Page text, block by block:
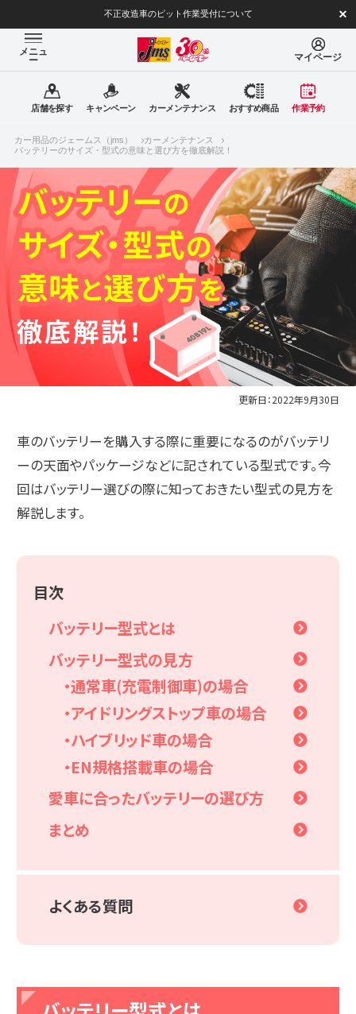
不正改造車のピット作業受付について
メニュ
ー マイページ
店舗を探す キャンペーン カーメンテナンス おすすめ商品 作業予約
カー用品のジェームス（jms）
カーメンテナンス
バッテリーのサイズ・型式の意味と選び方を徹底解説！
バッテリーの
サイズ・型式の
意味と選び方を
徹底解説！
更新日：2022年9月30日
車のバッテリーを購入する際に重要になるのがバッテリ
ーの天面やパッケージなどに記されている型式です。今
回はバッテリー選びの際に知っておきたい型式の見方を
解説します。
目次
バッテリー型式とは
バッテリー型式の見方
・通常車(充電制御車)の場合
・アイドリングストップ車の場合
・ハイブリッド車の場合
・EN規格搭載車の場合
愛車に合ったバッテリーの選び方
まとめ
よくある質問